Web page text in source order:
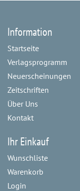
Information
Startseite
Verlagsprogramm
Neuerscheinungen
Zeitschriften
Über Uns
Kontakt
Ihr Einkauf
Wunschliste
Warenkorb
Login